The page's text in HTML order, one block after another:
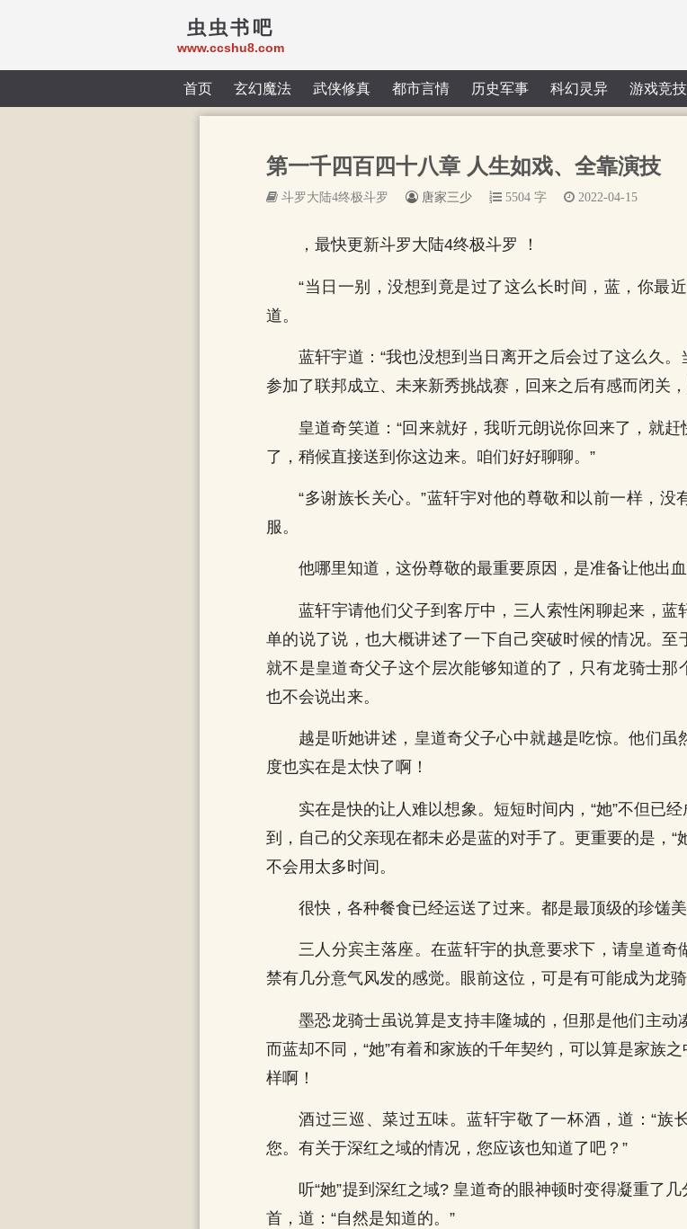
虫虫书吧
www.ccshu8.com
首页 玄幻魔法 武侠修真 都市言情 历史军事 科幻灵异 游戏竞技
第一千四百四十八章 人生如戏、全靠演技
斗罗大陆4终极斗罗 唐家三少 5504 字 2022-04-15
，最快更新斗罗大陆4终极斗罗 ！
“当日一别，没想到竟是过了这么长时间，蓝，你最
道。
蓝轩宇道：“我也没想到当日离开之后会过了这么久
参加了联邦成立、未来新秀挑战赛，回来之后有感而闭关
皇道奇笑道：“回来就好，我听元朗说你回来了，就
了，稍候直接送到你这边来。咱们好好聊聊。”
“多谢族长关心。”蓝轩宇对他的尊敬和以前一样，
服。
他哪里知道，这份尊敬的最重要原因，是准备让他出血
蓝轩宇请他们父子到客厅中，三人索性闲聊起来，
单的说了说，也大概讲述了一下自己突破时候的情况。
就不是皇道奇父子这个层次能够知道的了，只有龙骑士
也不会说出来。
越是听她讲述，皇道奇父子心中就越是吃惊。他们虽
度也实在是太快了啊！
实在是快的让人难以想象。短短时间内，“她”不但已
到，自己的父亲现在都未必是蓝的对手了。更重要的是，“
不会用太多时间。
很快，各种餐食已经运送了过来。都是最顶级的珍馐美
三人分宾主落座。在蓝轩宇的执意要求下，请皇道
禁有几分意气风发的感觉。眼前这位，可是有可能成为龙骑
墨恐龙骑士虽说算是支持丰隆城的，但那是他们主动
而蓝却不同，“她”有着和家族的千年契约，可以算是家族
样啊！
酒过三巡、菜过五味。蓝轩宇敬了一杯酒，道：“族
您。有关于深红之域的情况，您应该也知道了吧？”
听“她”提到深红之域? 皇道奇的眼神顿时变得凝重了
首，道：“自然是知道的。”